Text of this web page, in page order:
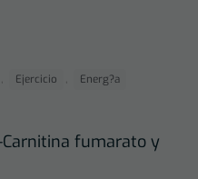
, Ejercicio , Energ?a
fumarato y